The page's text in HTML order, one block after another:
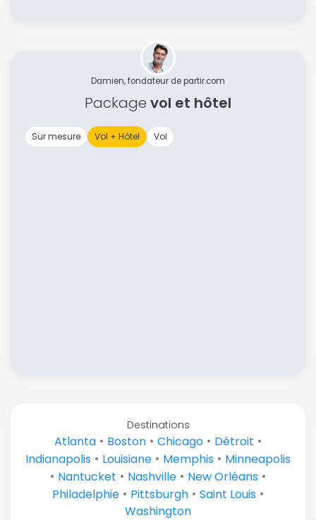
Damien, fondateur de partir.com
Package vol et hôtel
Sur mesure Vol + Hôtel Vol
Destinations
Atlanta • Boston • Chicago • Détroit •
Indianapolis • Louisiane • Memphis • Minneapolis
• Nantucket • Nashville • New Orléans •
Philadelphie • Pittsburgh • Saint Louis •
Washington